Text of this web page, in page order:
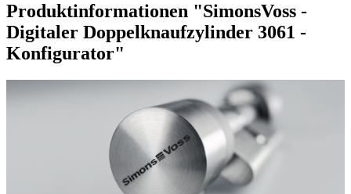
Produktinformationen "SimonsVoss -
Digitaler Doppelknaufzylinder 3061 -
Konfigurator"